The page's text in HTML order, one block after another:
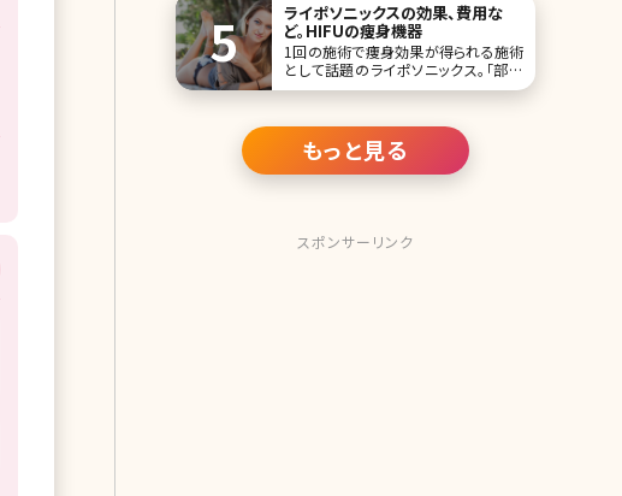
ライポソニックスの効果、費用な
ど。HIFUの痩身機器
1回の施術で痩身効果が得られる施術
として話題のライポソニックス。「部分
痩せしたいけど脂肪吸引は怖い」「切ら
は?」そんな希望や疑問をお持ちの方に
是非、トライしてほしい施術です。1回の
施術で2.5cmウエストが細くなると言
われているライポソニックスについて詳
もっと見る
スポンサーリンク